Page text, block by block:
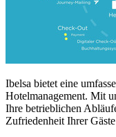
Ibelsa bietet eine
Hotelmanagement. Mit
Ihre betrieblichen
Zufriedenheit Ihrer